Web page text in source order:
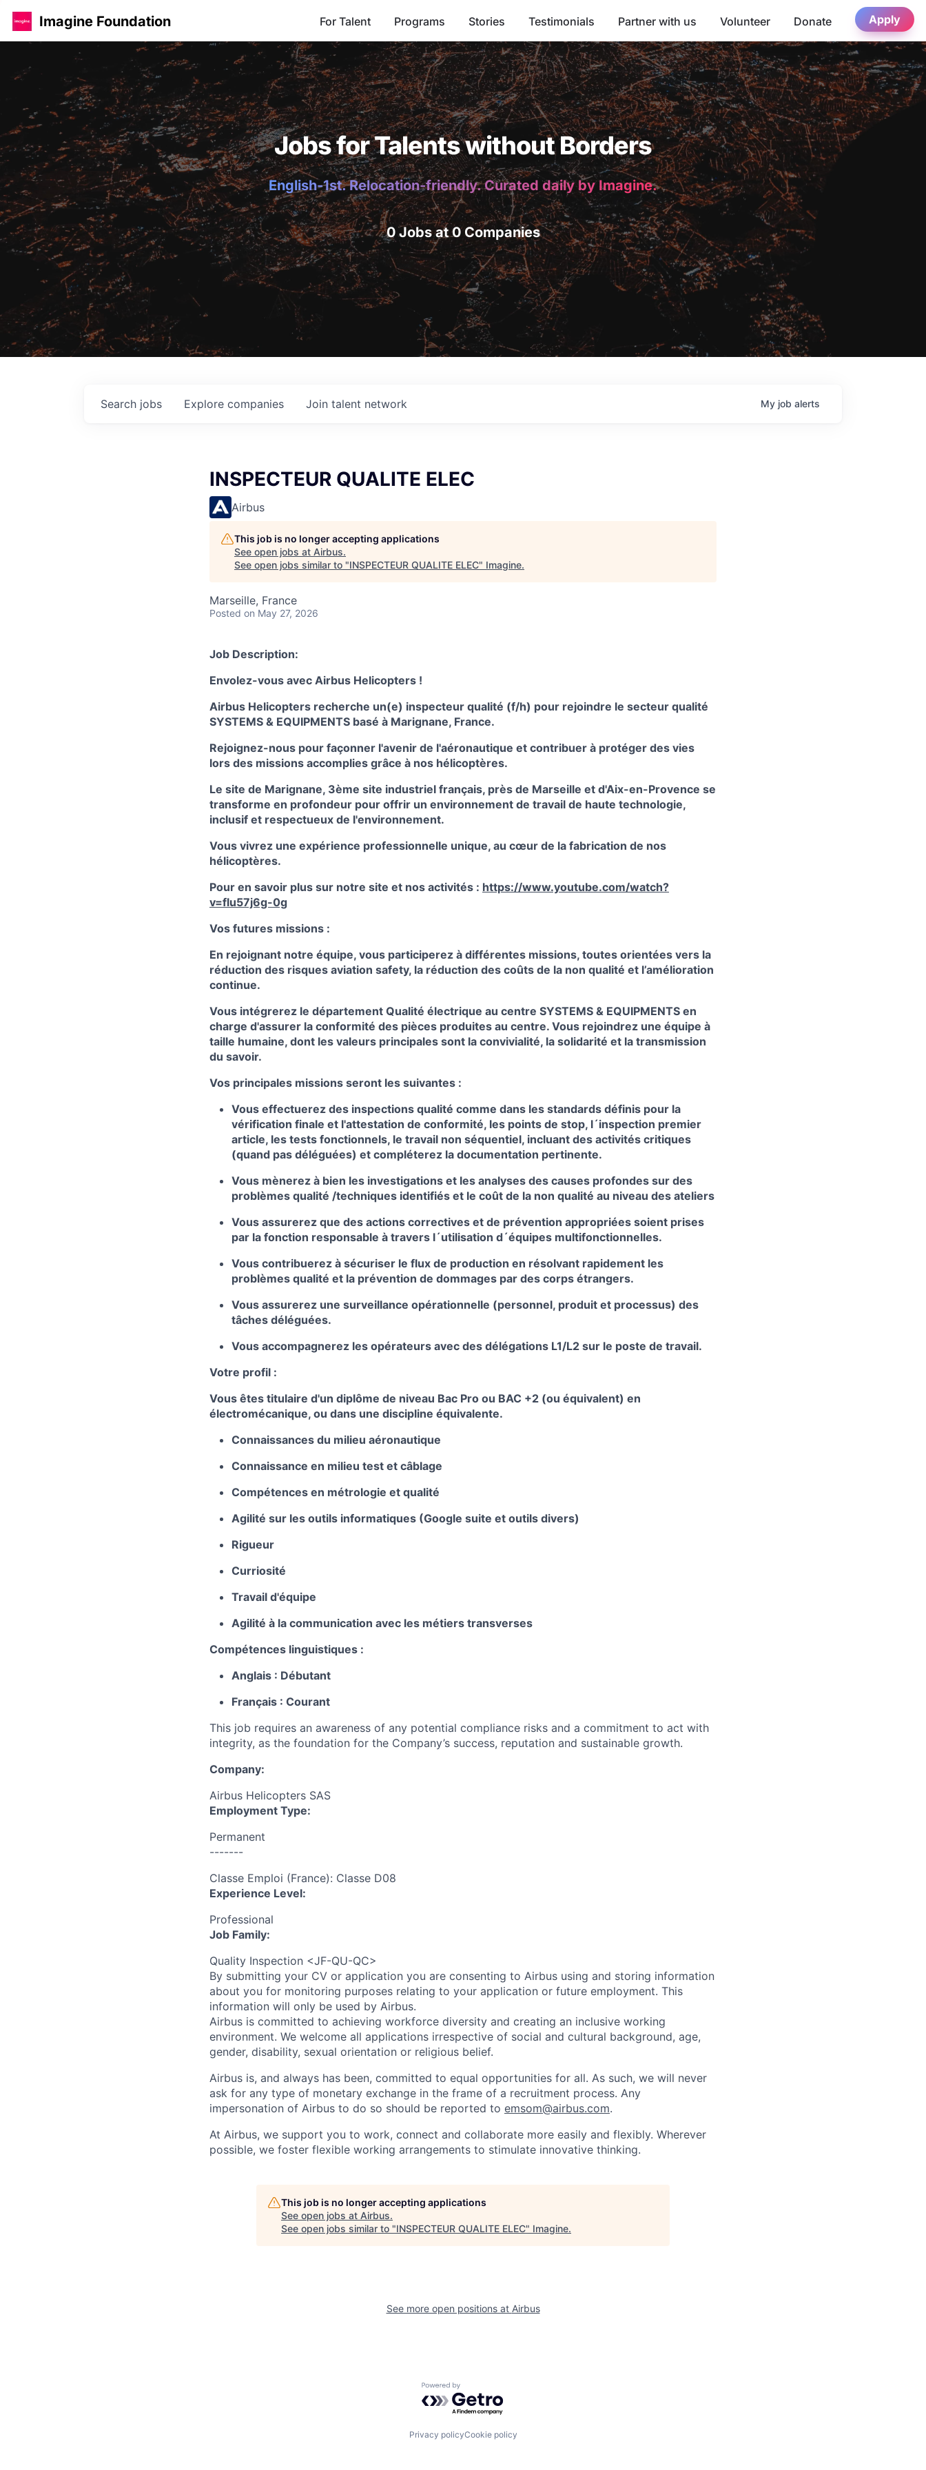
Imagine Foundation For Talent Programs Stories Testimonials Partner with us Volunteer Donate Apply
Jobs for Talents without Borders
English-1st. Relocation-friendly. Curated daily by Imagine.
0 Jobs at 0 Companies
Search jobs Explore companies Join talent network My job alerts
INSPECTEUR QUALITE ELEC
Airbus
This job is no longer accepting applications
See open jobs at Airbus.
See open jobs similar to "INSPECTEUR QUALITE ELEC" Imagine.
Marseille, France
Posted on May 27, 2026
Job Description:
Envolez-vous avec Airbus Helicopters !
Airbus Helicopters recherche un(e) inspecteur qualité (f/h) pour rejoindre le secteur qualité
SYSTEMS & EQUIPMENTS basé à Marignane, France.
Rejoignez-nous pour façonner l'avenir de l'aéronautique et contribuer à protéger des vies
lors des missions accomplies grâce à nos hélicoptères.
Le site de Marignane, 3ème site industriel français, près de Marseille et d'Aix-en-Provence se
transforme en profondeur pour offrir un environnement de travail de haute technologie,
inclusif et respectueux de l'environnement.
Vous vivrez une expérience professionnelle unique, au cœur de la fabrication de nos
hélicoptères.
Pour en savoir plus sur notre site et nos activités : https://www.youtube.com/watch?
v=flu57j6g-0g
Vos futures missions :
En rejoignant notre équipe, vous participerez à différentes missions, toutes orientées vers la
réduction des risques aviation safety, la réduction des coûts de la non qualité et l’amélioration
continue.
Vous intégrerez le département Qualité électrique au centre SYSTEMS & EQUIPMENTS en
charge d'assurer la conformité des pièces produites au centre. Vous rejoindrez une équipe à
taille humaine, dont les valeurs principales sont la convivialité, la solidarité et la transmission
du savoir.
Vos principales missions seront les suivantes :
Vous effectuerez des inspections qualité comme dans les standards définis pour la
vérification finale et l'attestation de conformité, les points de stop, l´inspection premier
article, les tests fonctionnels, le travail non séquentiel, incluant des activités critiques
(quand pas déléguées) et compléterez la documentation pertinente.
Vous mènerez à bien les investigations et les analyses des causes profondes sur des
problèmes qualité /techniques identifiés et le coût de la non qualité au niveau des ateliers
Vous assurerez que des actions correctives et de prévention appropriées soient prises
par la fonction responsable à travers l´utilisation d´équipes multifonctionnelles.
Vous contribuerez à sécuriser le flux de production en résolvant rapidement les
problèmes qualité et la prévention de dommages par des corps étrangers.
Vous assurerez une surveillance opérationnelle (personnel, produit et processus) des
tâches déléguées.
Vous accompagnerez les opérateurs avec des délégations L1/L2 sur le poste de travail.
Votre profil :
Vous êtes titulaire d'un diplôme de niveau Bac Pro ou BAC +2 (ou équivalent) en
électromécanique, ou dans une discipline équivalente.
Connaissances du milieu aéronautique
Connaissance en milieu test et câblage
Compétences en métrologie et qualité
Agilité sur les outils informatiques (Google suite et outils divers)
Rigueur
Curriosité
Travail d'équipe
Agilité à la communication avec les métiers transverses
Compétences linguistiques :
Anglais : Débutant
Français : Courant
This job requires an awareness of any potential compliance risks and a commitment to act with
integrity, as the foundation for the Company’s success, reputation and sustainable growth.
Company:
Airbus Helicopters SAS
Employment Type:
Permanent
-------
Classe Emploi (France): Classe D08
Experience Level:
Professional
Job Family:
Quality Inspection <JF-QU-QC>
By submitting your CV or application you are consenting to Airbus using and storing information
about you for monitoring purposes relating to your application or future employment. This
information will only be used by Airbus.
Airbus is committed to achieving workforce diversity and creating an inclusive working
environment. We welcome all applications irrespective of social and cultural background, age,
gender, disability, sexual orientation or religious belief.
Airbus is, and always has been, committed to equal opportunities for all. As such, we will never
ask for any type of monetary exchange in the frame of a recruitment process. Any
impersonation of Airbus to do so should be reported to emsom@airbus.com.
At Airbus, we support you to work, connect and collaborate more easily and flexibly. Wherever
possible, we foster flexible working arrangements to stimulate innovative thinking.
This job is no longer accepting applications
See open jobs at Airbus.
See open jobs similar to "INSPECTEUR QUALITE ELEC" Imagine.
See more open positions at Airbus
Powered by Getro.com
Privacy policyCookie policy